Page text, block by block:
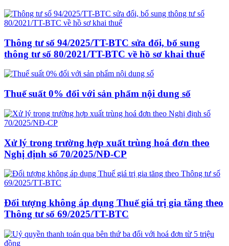
Thông tư số 94/2025/TT-BTC sửa đổi, bổ sung
thông tư số 80/2021/TT-BTC về hồ sơ khai thuế
Thuế suất 0% đối với sản phẩm nội dung số
Xử lý trong trường hợp xuất trùng hoá đơn theo
Nghị định số 70/2025/NĐ-CP
Đối tượng không áp dụng Thuế giá trị gia tăng theo
Thông tư số 69/2025/TT-BTC